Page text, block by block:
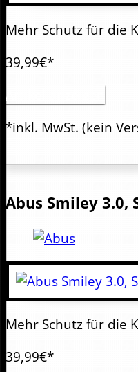
Mehr Schutz für die
39,99€*
Artikel anzeigen
*inkl. MwSt. (kein
Abus Smiley 3.0,
Mehr Schutz für die
39,99€*